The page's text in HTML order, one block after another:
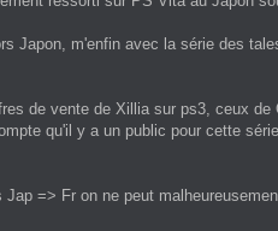
Japon, m'enfin avec la série des
de vente de Xillia sur ps3, ceux
qu'il y a un public pour cette
=> Fr on ne peut